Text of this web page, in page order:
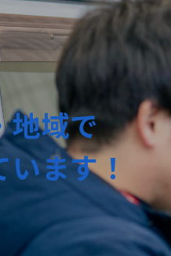
地域で
ます！